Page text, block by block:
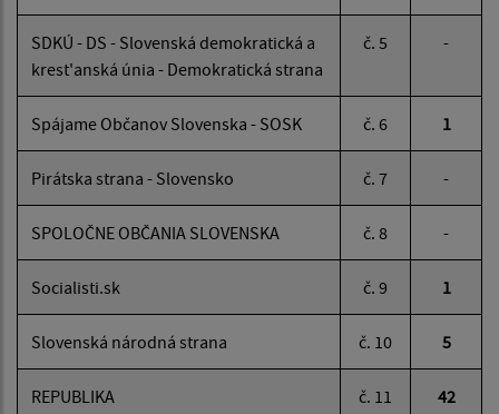
SDKÚ - DS - Slovenská demokratická a
krest'anská únia - Demokratická strana
č. 5 -
Spájame Občanov Slovenska - SOSK č. 6 1
Pirátska strana - Slovensko č. 7 -
SPOLOČNE OBČANIA SLOVENSKA č. 8 -
Socialisti.sk č. 9 1
Slovenská národná strana č. 10 5
REPUBLIKA č. 11 42